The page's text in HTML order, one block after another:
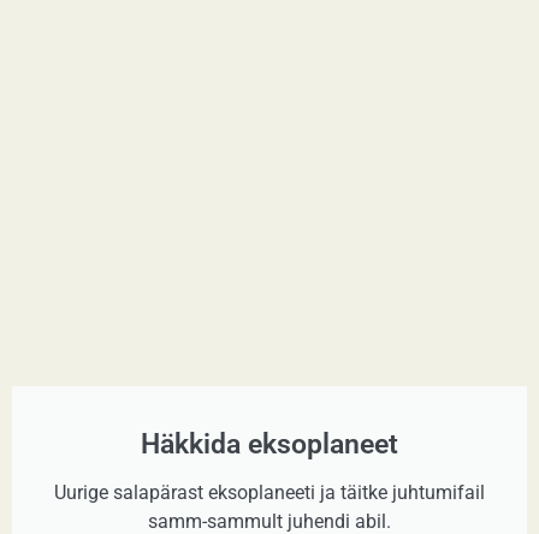
Häkkida eksoplaneet
Uurige salapärast eksoplaneeti ja täitke juhtumifail
samm-sammult juhendi abil.